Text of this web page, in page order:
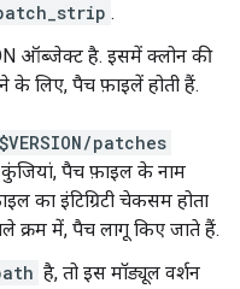
.
ऑब्जेक्ट है. इसमें क्लोन की
के लिए, पैच फ़ाइलें होती हैं.
patches
कुंजियां, पैच फ़ाइल के नाम
का इंटिग्रिटी चेकसम होता
क्रम में, पैच लागू किए जाते हैं.
है, तो इस मॉड्यूल वर्शन